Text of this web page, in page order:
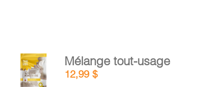
AJOUTER
AU
PANIER
Mélange tout-usage
12,99$